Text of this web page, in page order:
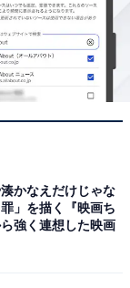
で美味しい」
特別感がある
代女性／石川
内容をご確認
かなえだけじゃな
」を描く『映画ち
強く連想した映画